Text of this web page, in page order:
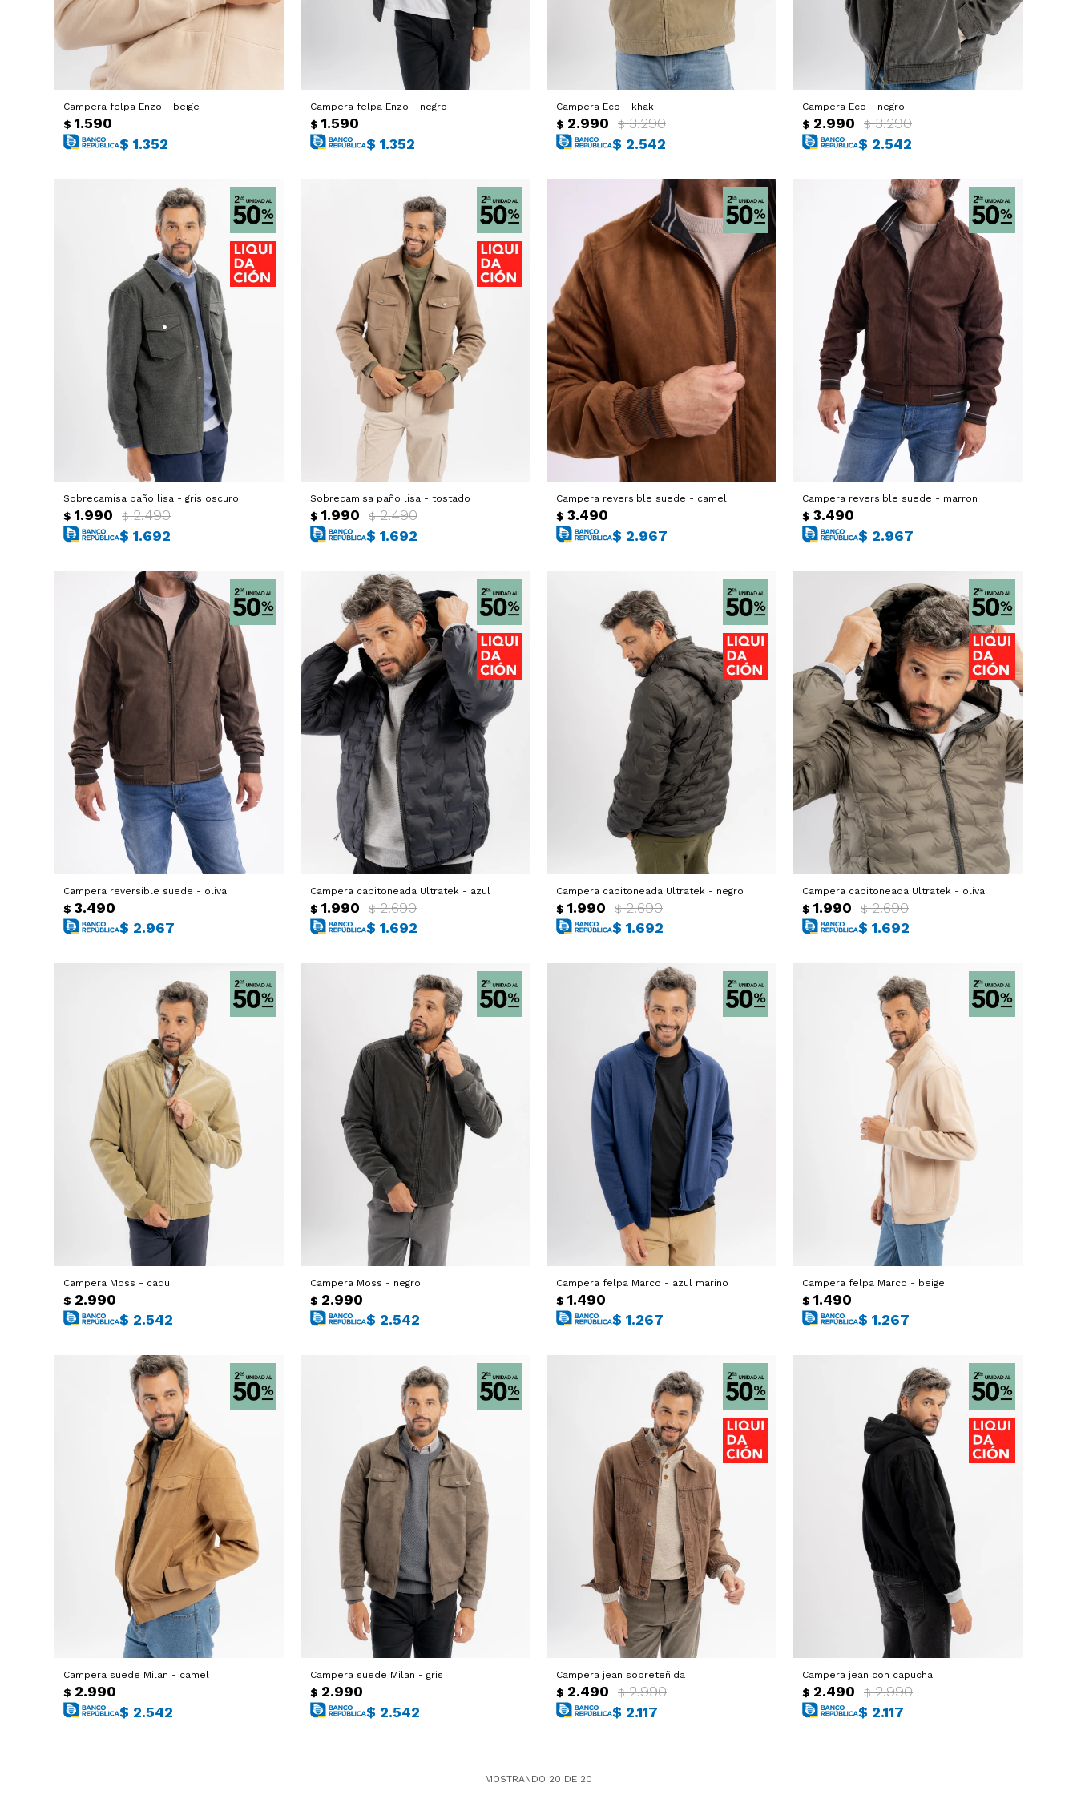
Campera felpa Enzo - beige
$ 1.590
$ 1.352
Campera felpa Enzo - negro
$ 1.590
$ 1.352
Campera Eco - khaki
$ 2.990 $ 3.290
$ 2.542
Campera Eco - negro
$ 2.990 $ 3.290
$ 2.542
Sobrecamisa paño lisa - gris oscuro
$ 1.990 $ 2.490
$ 1.692
Sobrecamisa paño lisa - tostado
$ 1.990 $ 2.490
$ 1.692
Campera reversible suede - camel
$ 3.490
$ 2.967
Campera reversible suede - marron
$ 3.490
$ 2.967
Campera reversible suede - oliva
$ 3.490
$ 2.967
Campera capitoneada Ultratek - azul
$ 1.990 $ 2.690
$ 1.692
Campera capitoneada Ultratek - negro
$ 1.990 $ 2.690
$ 1.692
Campera capitoneada Ultratek - oliva
$ 1.990 $ 2.690
$ 1.692
Campera Moss - caqui
$ 2.990
$ 2.542
Campera Moss - negro
$ 2.990
$ 2.542
Campera felpa Marco - azul marino
$ 1.490
$ 1.267
Campera felpa Marco - beige
$ 1.490
$ 1.267
Campera suede Milan - camel
$ 2.990
$ 2.542
Campera suede Milan - gris
$ 2.990
$ 2.542
Campera jean sobreteñida
$ 2.490 $ 2.990
$ 2.117
Campera jean con capucha
$ 2.490 $ 2.990
$ 2.117
MOSTRANDO 20 DE 20